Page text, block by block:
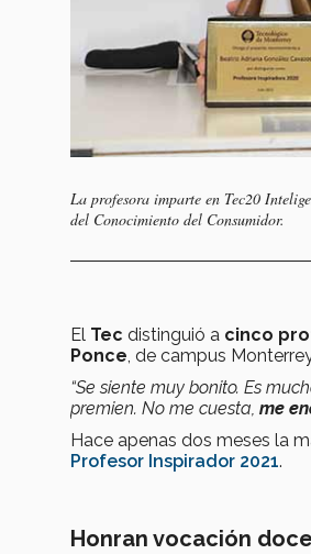
La profesora imparte en Tec20
del Conocimiento del Consumidor.
El Tec distinguió a cinco
Ponce, de campus
“Se siente muy bonito. Es
premien. No me cuesta, me
Hace apenas dos meses la
Profesor Inspirador 2021.
Honran vocación